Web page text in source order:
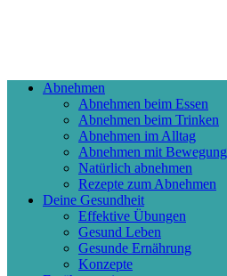
Abnehmen
Abnehmen beim Essen
Abnehmen beim Trinken
Abnehmen im Alltag
Abnehmen mit Bewegung
Natürlich abnehmen
Rezepte zum Abnehmen
Deine Gesundheit
Effektive Übungen
Gesund Leben
Gesunde Ernährung
Konzepte